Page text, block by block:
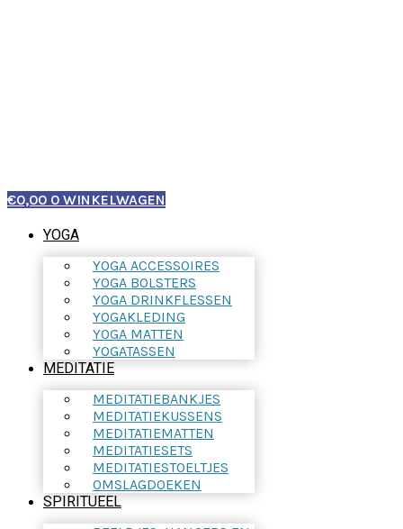
€0,00 0 WINKELWAGEN
YOGA
YOGA ACCESSOIRES
YOGA BOLSTERS
YOGA DRINKFLESSEN
YOGAKLEDING
YOGA MATTEN
YOGATASSEN
MEDITATIE
MEDITATIEBANKJES
MEDITATIEKUSSENS
MEDITATIEMATTEN
MEDITATIESETS
MEDITATIESTOELTJES
OMSLAGDOEKEN
SPIRITUEEL